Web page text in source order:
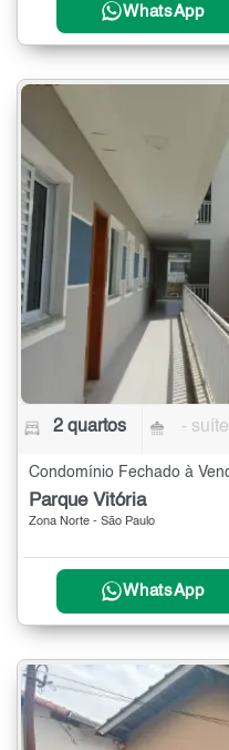
WhatsApp
2 quartos - suíte
Parque Vitória
Zona Norte - São Paulo
WhatsApp